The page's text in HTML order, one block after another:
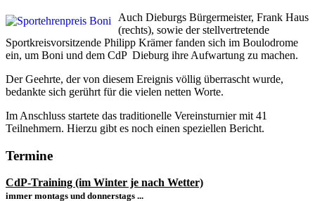
Auch Dieburgs Bürgermeister, Frank Haus
(rechts), sowie der stellvertretende
Sportkreisvorsitzende Philipp Krämer fanden sich im Boulodrome
ein, um Boni und dem CdP Dieburg ihre Aufwartung zu machen.
Der Geehrte, der von diesem Ereignis völlig überrascht wurde,
bedankte sich gerührt für die vielen netten Worte.
Im Anschluss startete das traditionelle Vereinsturnier mit 41
Teilnehmern. Hierzu gibt es noch einen speziellen Bericht.
Termine
CdP-Training (im Winter je nach Wetter)
immer montags und donnerstags ...